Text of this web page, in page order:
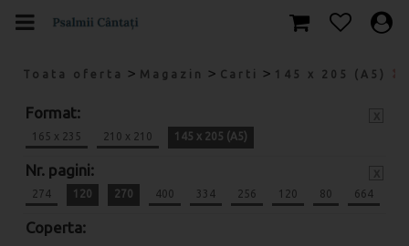
Toata oferta > Magazin > Carti > 145 x 205 (A5)
Format:
165 x 235 210 x 210 145 x 205 (A5)
Nr. pagini:
274 120 270 400 334 256 120 80 664
Coperta: